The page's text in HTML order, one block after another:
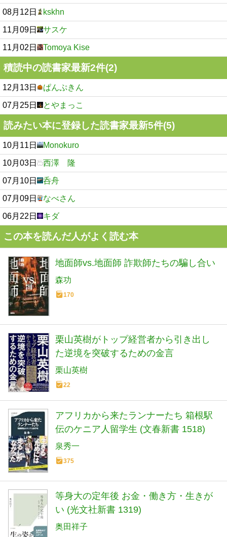
08月12日 kskhn
11月09日 サスケ
11月02日 Tomoya Kise
積読中の読書家最新2件(2)
12月13日 ぱんぷきん
07月25日 とやまっこ
読みたい本に登録した読書家最新5件(5)
10月11日 Monokuro
10月03日 西澤 隆
07月10日 呑舟
07月09日 なべさん
06月22日 キダ
この本を読んだ人がよく読む本
地面師vs.地面師 詐欺師たちの騙し合い
森功
170
栗山英樹がトップ経営者から引き出し
た逆境を突破するための金言
栗山英樹
22
アフリカから来たランナーたち 箱根駅
伝のケニア人留学生 (文春新書 1518)
泉秀一
375
等身大の定年後 お金・働き方・生きが
い (光文社新書 1319)
奥田祥子